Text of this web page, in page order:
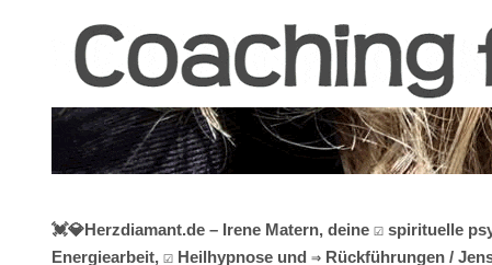
💓️💎Herzdiamant.de – Irene Matern, deine ☑️ spirituelle
Energiearbeit, ☑️ Heilhypnose und ⇒ Rückführungen /